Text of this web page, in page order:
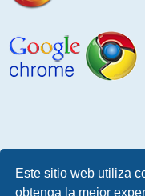
Este sitio web utiliza
obtenga la mejor